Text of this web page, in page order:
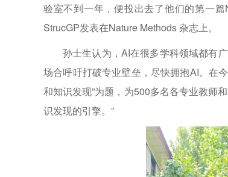
验室不到一年，便投出去了他们的第一
StrucGP发表在Nature Methods 杂志上。
孙士生认为，AI在很多学科领域都有
场合呼吁打破专业壁垒，尽快拥抱AI。在
和知识发现”为题，为500多名各专业教师
识发现的引擎。”